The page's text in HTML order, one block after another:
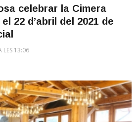
celebrar la Cimera
22 d’abril del 2021 de
13:06